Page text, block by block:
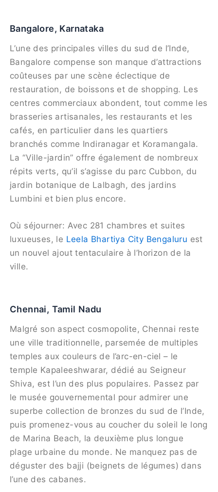
Bangalore, Karnataka
L’une des principales villes du sud de l’Inde,
Bangalore compense son manque d’attractions
coûteuses par une scène éclectique de
restauration, de boissons et de shopping. Les
centres commerciaux abondent, tout comme les
brasseries artisanales, les restaurants et les
cafés, en particulier dans les quartiers
branchés comme Indiranagar et Koramangala.
La “Ville-jardin” offre également de nombreux
répits verts, qu’il s’agisse du parc Cubbon, du
jardin botanique de Lalbagh, des jardins
Lumbini et bien plus encore.
Où séjourner: Avec 281 chambres et suites
luxueuses, le Leela Bhartiya City Bengaluru est
un nouvel ajout tentaculaire à l’horizon de la
ville.
Chennai, Tamil Nadu
Malgré son aspect cosmopolite, Chennai reste
une ville traditionnelle, parsemée de multiples
temples aux couleurs de l’arc-en-ciel – le
temple Kapaleeshwarar, dédié au Seigneur
Shiva, est l’un des plus populaires. Passez par
le musée gouvernemental pour admirer une
superbe collection de bronzes du sud de l’Inde,
puis promenez-vous au coucher du soleil le long
de Marina Beach, la deuxième plus longue
plage urbaine du monde. Ne manquez pas de
déguster des bajji (beignets de légumes) dans
l’une des cabanes.